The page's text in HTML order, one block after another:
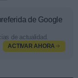
de Google
de actualidad.
ACTIVAR AHORA